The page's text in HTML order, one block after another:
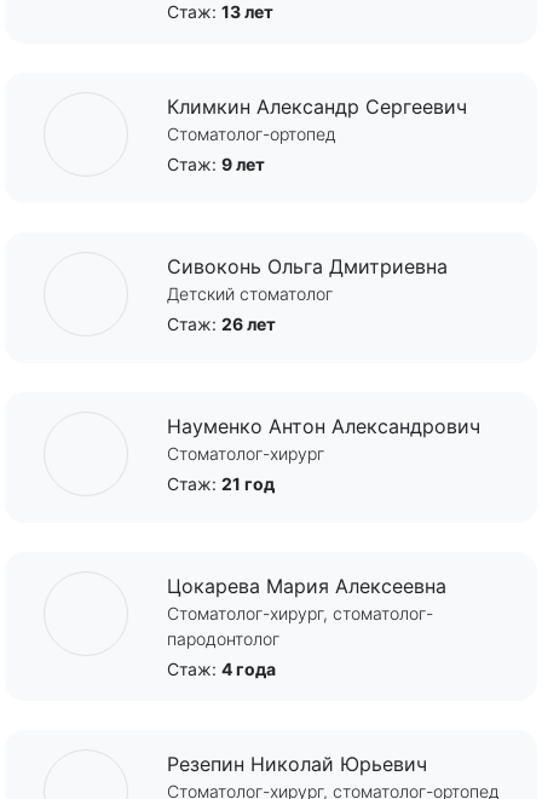
Стаж: 13 лет
Климкин Александр Сергеевич
Стоматолог-ортопед
Стаж: 9 лет
Сивоконь Ольга Дмитриевна
Детский стоматолог
Стаж: 26 лет
Науменко Антон Александрович
Стоматолог-хирург
Стаж: 21 год
Цокарева Мария Алексеевна
Стоматолог-хирург, стоматолог-
пародонтолог
Стаж: 4 года
Резепин Николай Юрьевич
Стоматолог-хирург, стоматолог-ортопед